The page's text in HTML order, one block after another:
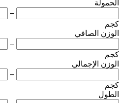
الحمولة
–
كجم
الوزن الصافي
–
كجم
الوزن الإجمالي
–
كجم
الطول